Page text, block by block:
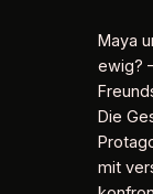
Maya
ewig?
Die
mit